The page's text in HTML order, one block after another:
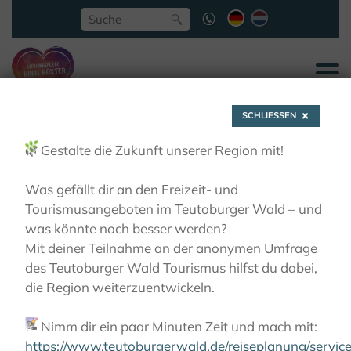
Gastronomie entlang
der Route
AKTIVITÄTEN RADFAHREN
KLOSTER-GARTEN-
ROUTE
GASTRONOMIE ENTLANG DER ROUTE
SCHLIESSEN
🌿 Gestalte die Zukunft unserer Region mit!
Was gefällt dir an den Freizeit- und
Tourismusangeboten im Teutoburger Wald – und
was könnte noch besser werden?
Mit deiner Teilnahme an der anonymen Umfrage
des Teutoburger Wald Tourismus hilfst du dabei,
die Region weiterzuentwickeln.
📝 Nimm dir ein paar Minuten Zeit und mach mit:
https://www.teutoburgerwald.de/reiseplanung/